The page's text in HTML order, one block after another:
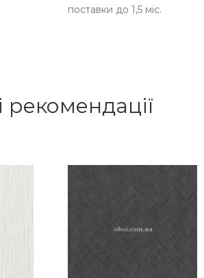
поставки до 1,5 міс.
рекомендації